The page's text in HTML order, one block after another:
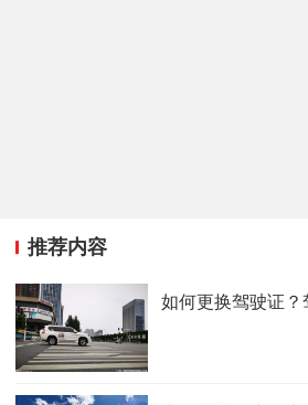
推荐内容
如何更换驾驶证？